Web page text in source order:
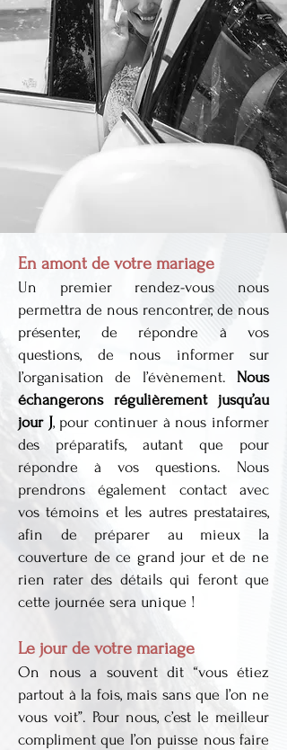
En amont de votre mariage
Un premier rendez-vous nous
permettra de nous rencontrer, de nous
présenter, de répondre à vos
questions, de nous informer sur
l’organisation de l’évènement. Nous
échangerons régulièrement jusqu’au
jour J, pour continuer à nous informer
des préparatifs, autant que pour
répondre à vos questions. Nous
prendrons également contact avec
vos témoins et les autres prestataires,
afin de préparer au mieux la
couverture de ce grand jour et de ne
rien rater des détails qui feront que
cette journée sera unique !
Le jour de votre mariage
On nous a souvent dit “vous étiez
partout à la fois, mais sans que l’on ne
vous voit”. Pour nous, c’est le meilleur
compliment que l’on puisse nous faire